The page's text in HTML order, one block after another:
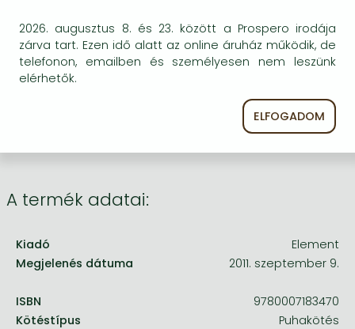
Bleach manga
One-Punch Man manga
Bizonytalan a beszerezhetőség. Érdemes még
egyszer keresni szerzővel és címmel. Ha nem talál
másik, kapható kiadást, forduljon
A termék adatai:
Kiadó
Element
Megjelenés dátuma
2011. szeptember 9.
ISBN
9780007183470
Kötéstípus
Puhakötés
2026. augusztus 8. és 23. között a Prospero irodája
zárva tart. Ezen idő alatt az online áruház működik, de
telefonon, emailben és személyesen nem leszünk
elérhetők.
ELFOGADOM